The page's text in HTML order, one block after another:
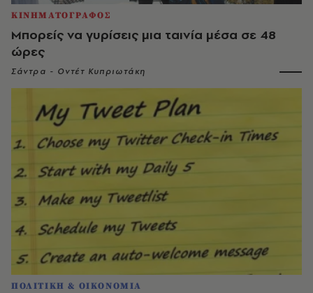
ΚΙΝΗΜΑΤΟΓΡΑΦΟΣ
Μπορείς να γυρίσεις μια ταινία μέσα σε 48
ώρες
Σάντρα - Οντέτ Κυπριωτάκη
ΠΟΛΙΤΙΚΗ & ΟΙΚΟΝΟΜΙΑ